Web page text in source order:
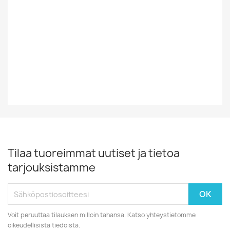
Tilaa tuoreimmat uutiset ja tietoa
tarjouksistamme
Voit peruuttaa tilauksen milloin tahansa. Katso yhteystietomme
oikeudellisista tiedoista.